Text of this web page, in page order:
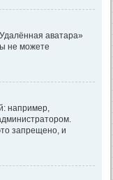
аватара»
не можете
например,
запрещено, и